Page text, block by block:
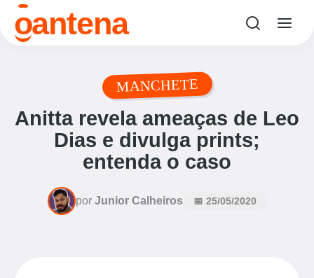
oantena
MANCHETE
Anitta revela ameaças de Leo
Dias e divulga prints;
entenda o caso
por Junior Calheiros 📅 25/05/2020